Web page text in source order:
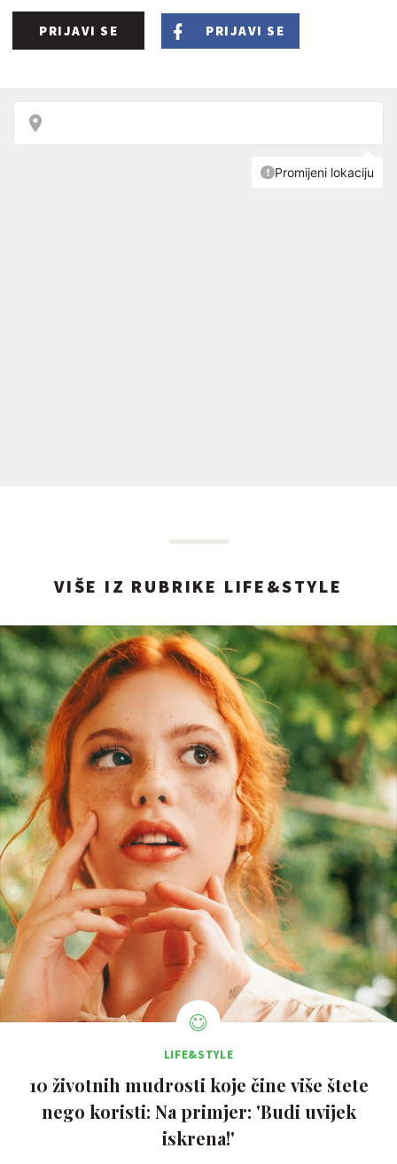
PRIJAVI SE PRIJAVI SE
VIŠE IZ RUBRIKE LIFE&STYLE
LIFE&STYLE
10 životnih mudrosti koje čine više štete
nego koristi: Na primjer: 'Budi uvijek
iskrena!'